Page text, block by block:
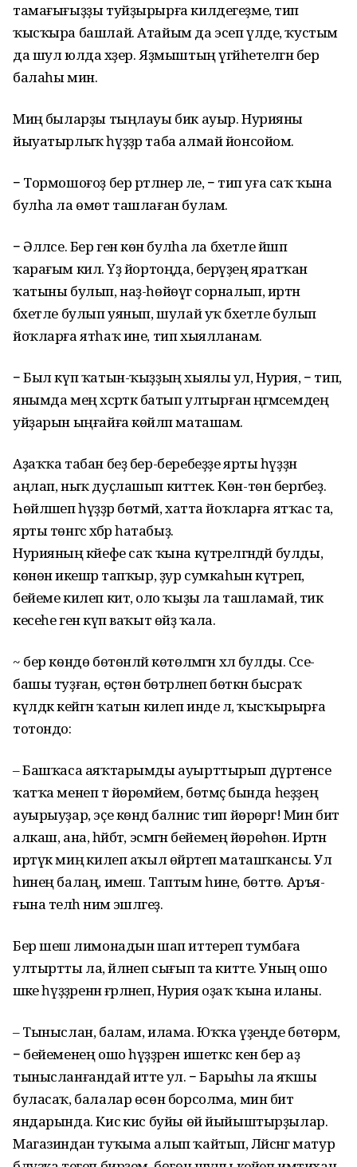
тамағығыҙҙы туйҙырырға килдегеҙме, тип
ҡысҡыра башлай. Атайым да эсеп үлде, ҡустым
да шул юлда хәҙер. Яҙмыштың үгәйһетелгән бер
балаһы мин.
Миңә быларҙы тыңлауы бик ауыр. Нурияны
йыуатырлыҡ һүҙҙәр таба алмай йонсойом.
− Тормошоғоҙ бер рәтләнер әле, − тип уға саҡ ҡына
булһа ла өмөт ташлаған булам.
− Әлләсе. Бер генә көн булһа ла бәхетле йәшәп
ҡарағым килә. Үҙ йортоңда, берәүҙең яратҡан
ҡатыны булып, наҙ-һөйөүгә сорналып, иртән
бәхетле булып уянып, шулай уҡ бәхетле булып
йоҡларға ятһаҡ ине, тип хыялланам.
− Был күп ҡатын-ҡыҙҙың хыялы ул, Нурия, − тип,
янымда мең хәсрәткә батып ултырған әңгәмәсемдең
уйҙарын ыңғайға көйләп маташам.
Аҙаҡҡа табан беҙ бер-беребеҙҙе ярты һүҙҙән
аңлап, ныҡ дуҫлашып киттек. Көн-төн бергәбеҙ.
Һөйләшеп һүҙҙәр бөтмәй, хатта йоҡларға ятҡас та,
ярты төнгәсә хәбәр һатабыҙ.
Нурияның кәйефе саҡ ҡына күтәрелгәндәй булды,
көнөнә икешәр тапҡыр, ҙур сумкаһын күтәреп,
бейеме килеп китә, оло ҡыҙы ла ташламай, тик
кесеһе генә күп ваҡыт өйҙә ҡала.
~ бер көндө бөтөнләй көтөлмәгән хәл булды. Сәсе-
башы туҙған, өҫтөнә бөтәрләнеп бөткән бысраҡ
күлдәк кейгән ҡатын килеп инде лә, ҡысҡырырға
тотондо:
– Башҡаса аяҡтарымды ауырттырып дүртенсе
ҡатҡа менеп тә йөрөмәйем, бөтмәҫ бында һеҙҙең
ауырыуҙар, эҫе көндә балнис тип йөрөргә! Мин бит
алкаш, ана, һәйбәт, эсмәгән бейемең йөрөһөн. Иртән
иртүк миңә килеп аҡыл өйрәтеп маташҡансы. Ул
һинең балаң, имеш. Таптым һине, бөттө. Аръя­
ғына теләһә нимә эшләгеҙ.
Бер шешә лимонадын шап иттереп тумбаға
ултыртты ла, әйләнеп сығып та китте. Уның ошо
әшәке һүҙҙәренән ғәрләнеп, Нурия оҙаҡ ҡына иланы.
– Тыныслан, балам, илама. Юҡҡа үҙеңде бөтөрмә,
− бейеменең ошо һүҙҙәрен ишеткәс кенә бер аҙ
тынысланғандай итте ул. − Барыһы ла яҡшы
буласаҡ, балалар өсөн борсолма, мин бит
яндарында. Кисә кис буйы өй йыйыштырҙылар.
Магазиндан туҡыма алып ҡайтып, Ләйсәнгә матур